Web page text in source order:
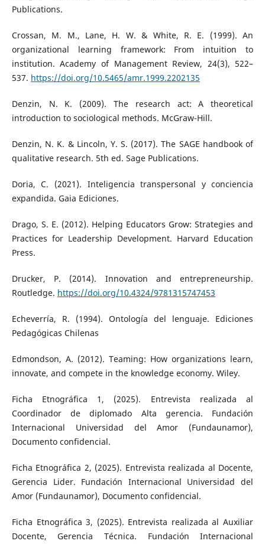
Publications.
Crossan, M. M., Lane, H. W. & White, R. E. (1999). An
organizational learning framework: From intuition to
institution. Academy of Management Review, 24(3), 522–
537. https://doi.org/10.5465/amr.1999.2202135
Denzin, N. K. (2009). The research act: A theoretical
introduction to sociological methods. McGraw-Hill.
Denzin, N. K. & Lincoln, Y. S. (2017). The SAGE handbook of
qualitative research. 5th ed. Sage Publications.
Doria, C. (2021). Inteligencia transpersonal y conciencia
expandida. Gaia Ediciones.
Drago, S. E. (2012). Helping Educators Grow: Strategies and
Practices for Leadership Development. Harvard Education
Press.
Drucker, P. (2014). Innovation and entrepreneurship.
Routledge. https://doi.org/10.4324/9781315747453
Echeverría, R. (1994). Ontología del lenguaje. Ediciones
Pedagógicas Chilenas
Edmondson, A. (2012). Teaming: How organizations learn,
innovate, and compete in the knowledge economy. Wiley.
Ficha Etnográfica 1, (2025). Entrevista realizada al
Coordinador de diplomado Alta gerencia. Fundación
Internacional Universidad del Amor (Fundaunamor),
Documento confidencial.
Ficha Etnográfica 2, (2025). Entrevista realizada al Docente,
Gerencia Lider. Fundación Internacional Universidad del
Amor (Fundaunamor), Documento confidencial.
Ficha Etnográfica 3, (2025). Entrevista realizada al Auxiliar
Docente, Gerencia Técnica. Fundación Internacional